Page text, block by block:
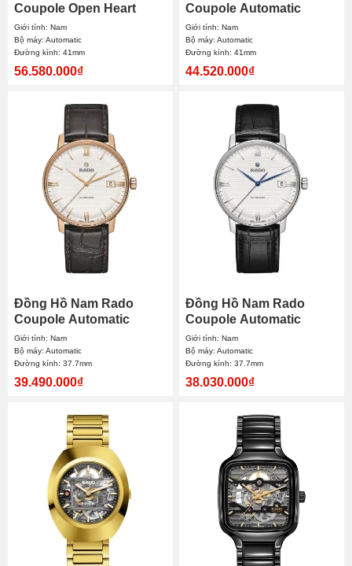
Coupole Open Heart
Automatic R22894163
41mm
Giới tính: Nam
Bộ máy: Automatic
Đường kính: 41mm
56.580.000₫
Coupole Automatic
R22876013 41mm
Giới tính: Nam
Bộ máy: Automatic
Đường kính: 41mm
44.520.000₫
Đồng Hồ Nam Rado
Coupole Automatic
R22861065 37.7mm
Giới tính: Nam
Bộ máy: Automatic
Đường kính: 37.7mm
39.490.000₫
Đồng Hồ Nam Rado
Coupole Automatic
R22860075 37.7mm
Giới tính: Nam
Bộ máy: Automatic
Đường kính: 37.7mm
38.030.000₫